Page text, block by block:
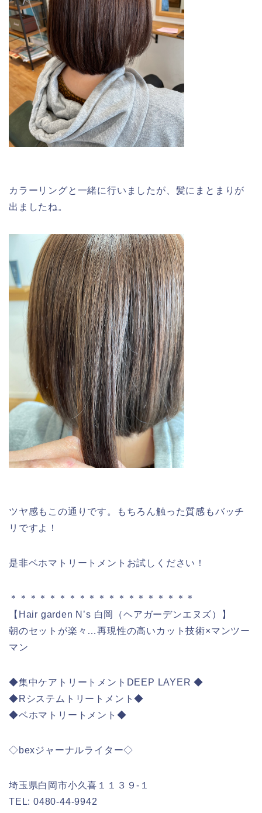
カラーリングと一緒に行いましたが、髪にまとまりが
出ましたね。
ツヤ感もこの通りです。もちろん触った質感もバッチ
リですよ！
是非ベホマトリートメントお試しください！
＊＊＊＊＊＊＊＊＊＊＊＊＊＊＊＊＊＊＊
【Hair garden N’s 白岡（ヘアガーデンエヌズ）】
朝のセットが楽々…再現性の高いカット技術×マンツー
マン
◆集中ケアトリートメントDEEP LAYER ◆
◆Rシステムトリートメント◆
◆ベホマトリートメント◆
◇bexジャーナルライター◇
埼玉県白岡市小久喜１１３９-１
TEL: 0480-44-9942